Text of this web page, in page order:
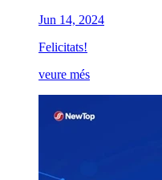
Jun 14, 2024
Felicitats!
veure més